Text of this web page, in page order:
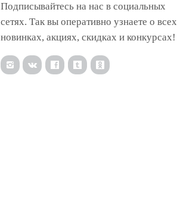
Подписывайтесь на нас в социальных
сетях. Так вы оперативно узнаете о всех
новинках, акциях, скидках и конкурсах!